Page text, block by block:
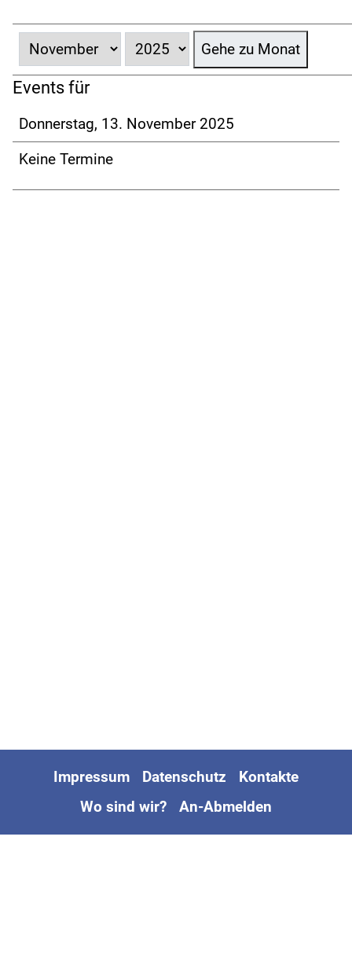
Gehe zu Monat
Events für
Donnerstag, 13. November 2025
Keine Termine
Impressum Datenschutz
Kontakte
Wo sind wir?
An-Abmelden